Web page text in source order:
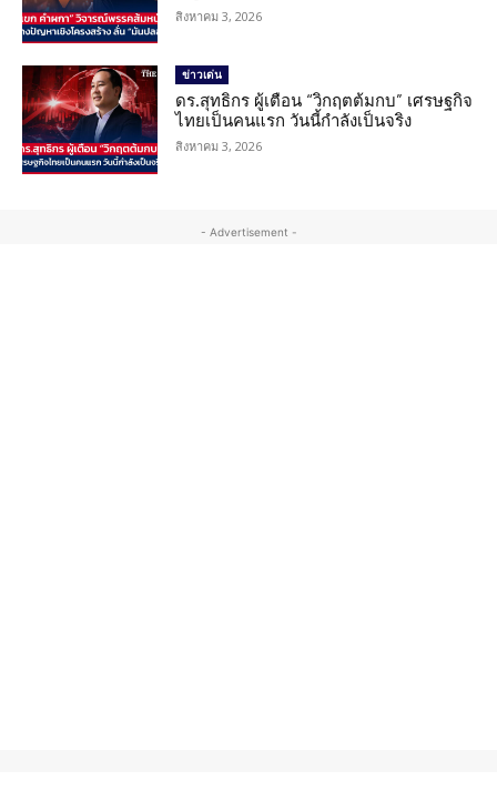
สิงหาคม 3, 2026
ข่าวเด่น
ดร.สุทธิกร ผู้เตือน “วิกฤตต้มกบ” เศรษฐกิจ
ไทยเป็นคนแรก วันนี้กำลังเป็นจริง
สิงหาคม 3, 2026
- Advertisement -